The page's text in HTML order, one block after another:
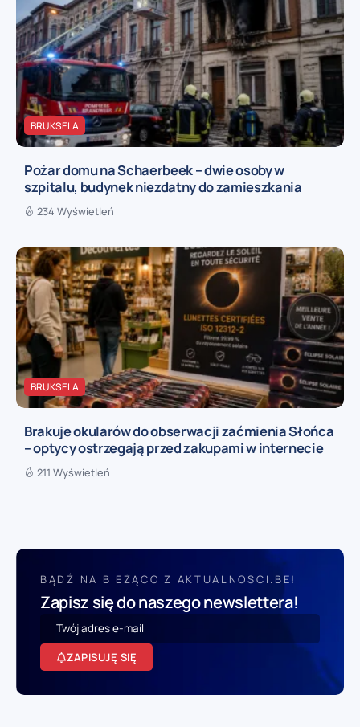
BRUKSELA
Pożar domu na Schaerbeek – dwie osoby w
szpitalu, budynek niezdatny do zamieszkania
234 Wyświetleń
BRUKSELA
Brakuje okularów do obserwacji zaćmienia Słońca
– optycy ostrzegają przed zakupami w internecie
211 Wyświetleń
BĄDŹ NA BIEŻĄCO Z AKTUALNOSCI.BE!
Zapisz się do naszego newslettera!
ZAPISUJĘ SIĘ